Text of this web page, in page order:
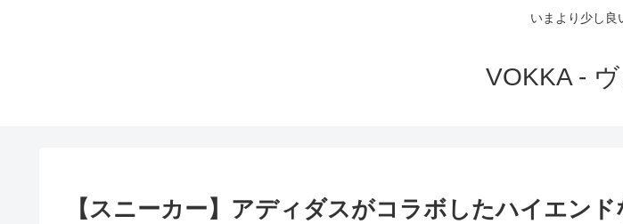
いまより少し良
VOKKA -
【スニーカー】アディダスがコラボしたハイエン